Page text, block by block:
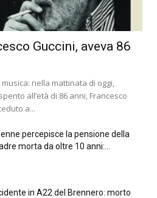
Guccini, aveva 86
nella mattinata di oggi,
all’età di 86 anni, Francesco
a...
percepisce la pensione della
morta da oltre 10 anni:...
in A22 del Brennero: morto